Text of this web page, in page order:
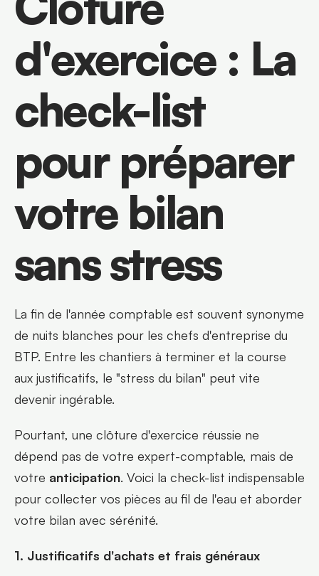
d'exercice : La
check-list
pour préparer
votre bilan
sans stress
La fin de l'année comptable est souvent synonyme
de nuits blanches pour les chefs d'entreprise du
BTP. Entre les chantiers à terminer et la course
aux justificatifs, le "stress du bilan" peut vite
devenir ingérable.
Pourtant, une clôture d'exercice réussie ne
dépend pas de votre expert-comptable, mais de
votre anticipation. Voici la check-list indispensable
pour collecter vos pièces au fil de l'eau et aborder
votre bilan avec sérénité.
1. Justificatifs d'achats et frais généraux